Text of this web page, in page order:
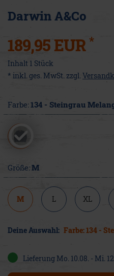
Darwin A&Co
189,95 EUR *
Inhalt 1 Stück
* inkl. ges. MwSt. zzgl.
Farbe:134 - Steingrau
Größe:M
M L XL
Deine Auswahl: Farbe: 134 -
Lieferung Mo. 10.08. - Mi.